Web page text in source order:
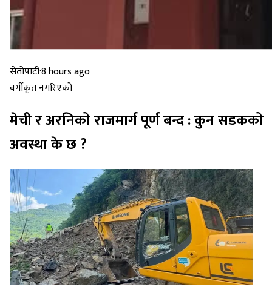
सेतोपाटी·8 hours ago
वर्गीकृत नगरिएको
मेची र अरनिको राजमार्ग पूर्ण बन्द : कुन सडकको
अवस्था के छ ?